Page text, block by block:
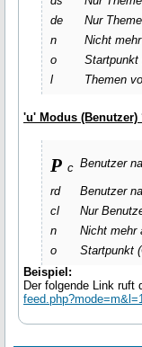
de
Nur
n
Nicht
o
Startpunkt
l
Themen
'u' Modus (Benutzer)
p c Benutzer
rd
Benutzer
cl
Nur
n
Nicht mehr
o
Startpunkt
Beispiel:
Der folgende Link ruft